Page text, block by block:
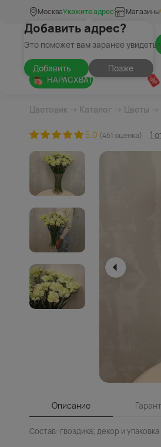
МоскваУкажите адрес
Добавить адрес?
Это поможет вам заранее увидеть
Добавить Позже
Магазины
НАРАСХВАТ
Цветовик → Каталог → Цветы →
5.0 (451 оценка) 1
Описание
Состав: гвоздика; декор и